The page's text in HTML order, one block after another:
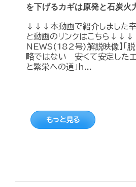
を下げるカギは原発と石炭火
↓↓↓本動画で紹介しました
と動画のリンクはこちら↓↓↓
NEWS(182号)解説映像】「
略ではない 安くて安定した
と繁栄への道」h...
もっと見る